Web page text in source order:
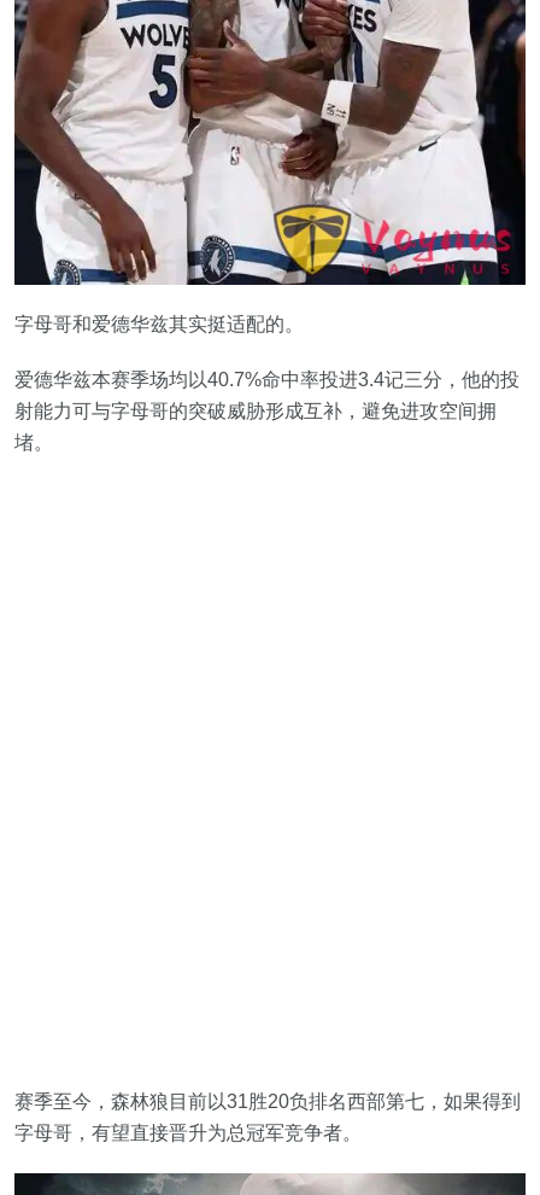
字母哥和爱德华兹其实挺适配的。
爱德华兹本赛季场均以40.7%命中率投进3.4记三分，他的投
射能力可与字母哥的突破威胁形成互补，避免进攻空间拥
堵。
赛季至今，森林狼目前以31胜20负排名西部第七，如果得到
字母哥，有望直接晋升为总冠军竞争者。